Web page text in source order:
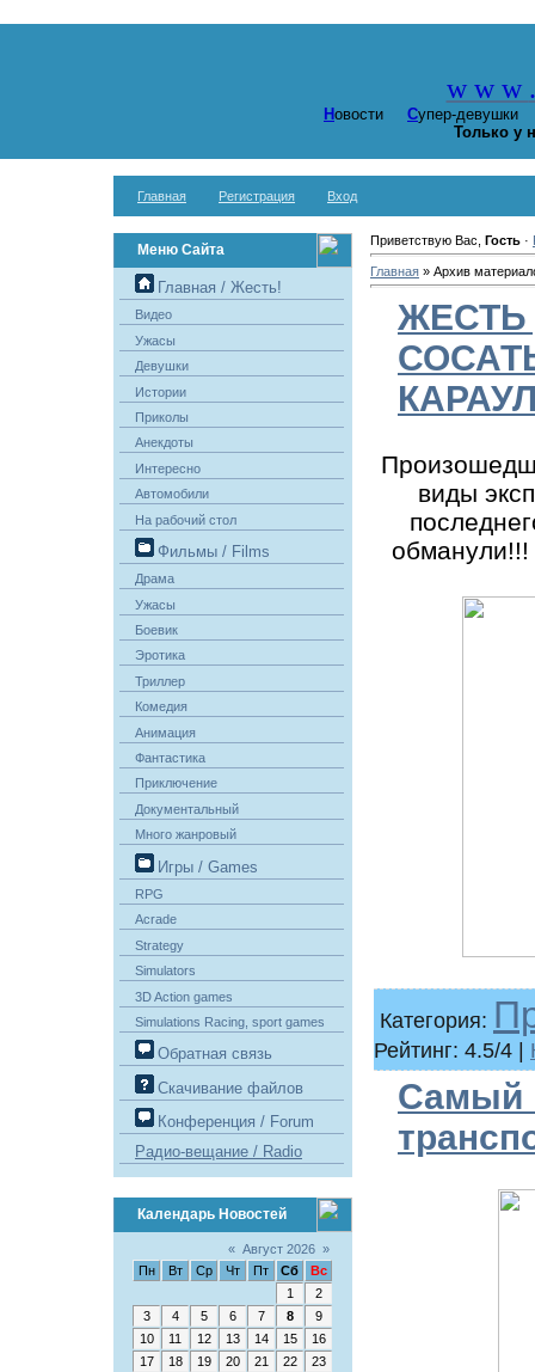
w w w
Новости Супер-
Только у
Главная Регистрация Вход
Меню Сайта
Главная / Жесть!
Видео
Ужасы
Девушки
Истории
Приколы
Анекдоты
Интересно
Автомобили
На рабочий стол
Фильмы / Films
Драма
Ужасы
Боевик
Эротика
Триллер
Комедия
Анимация
Фантастика
Приключение
Документальный
Много жанровый
Игры / Games
RPG
Acrade
Strategy
Simulators
3D Action games
Simulations Racing, sport games
Обратная связь
Скачивание файлов
Конференция / Forum
Радио-вещание / Radio
Календарь Новостей
« Август 2026 »
Пн
Вт Ср Чт Пт Сб
Вс
1
2
3
4 5 6 7 8
9
10
11 12 13 14 15
16
17
18 19 20 21 22
23
Приветствую Вас, Гость·
Главная» Архив
ЖЕСТЬ
виды
Категория:
Рейтинг: 4.5/4 |
Самый